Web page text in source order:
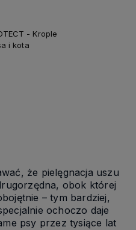
- Krople
i kota
że pielęgnacja uszu
obok której
– tym bardziej,
ochoczo daje
psy przez tysiące lat